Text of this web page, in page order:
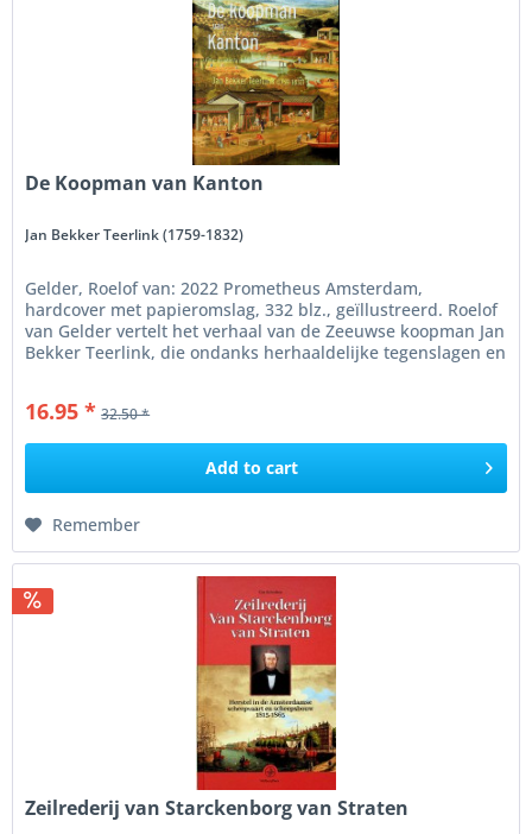
De Koopman van Kanton
Jan Bekker Teerlink (1759-1832)
Gelder, Roelof van: 2022 Prometheus Amsterdam,
hardcover met papieromslag, 332 blz., geïllustreerd. Roelof
van Gelder vertelt het verhaal van de Zeeuwse koopman Jan
Bekker Teerlink, die ondanks herhaaldelijke tegenslagen en
16.95 * 32.50 *
Add to cart
Remember
Zeilrederij van Starckenborg van Straten